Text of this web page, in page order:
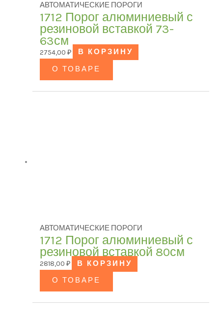
АВТОМАТИЧЕСКИЕ ПОРОГИ
1712 Порог алюминиевый с
резиновой вставкой 73-
63см
2754,00 ₽
В КОРЗИНУ
О ТОВАРЕ
АВТОМАТИЧЕСКИЕ ПОРОГИ
1712 Порог алюминиевый с
резиновой вставкой 80см
2818,00 ₽
В КОРЗИНУ
О ТОВАРЕ